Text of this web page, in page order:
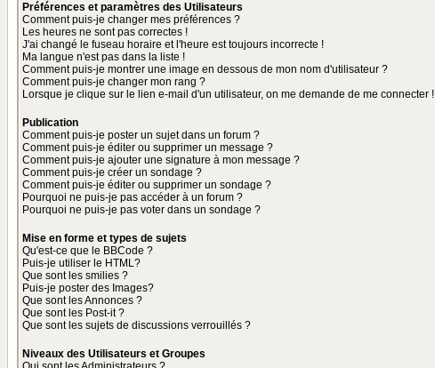
Préférences et paramètres des Utilisateurs
Comment puis-je changer mes préférences ?
Les heures ne sont pas correctes !
J'ai changé le fuseau horaire et l'heure est toujours incorrecte !
Ma langue n'est pas dans la liste !
Comment puis-je montrer une image en dessous de mon nom d'utilisateur ?
Comment puis-je changer mon rang ?
Lorsque je clique sur le lien e-mail d'un utilisateur, on me demande de me connecter !
Publication
Comment puis-je poster un sujet dans un forum ?
Comment puis-je éditer ou supprimer un message ?
Comment puis-je ajouter une signature à mon message ?
Comment puis-je créer un sondage ?
Comment puis-je éditer ou supprimer un sondage ?
Pourquoi ne puis-je pas accéder à un forum ?
Pourquoi ne puis-je pas voter dans un sondage ?
Mise en forme et types de sujets
Qu'est-ce que le BBCode ?
Puis-je utiliser le HTML?
Que sont les smilies ?
Puis-je poster des Images?
Que sont les Annonces ?
Que sont les Post-it ?
Que sont les sujets de discussions verrouillés ?
Niveaux des Utilisateurs et Groupes